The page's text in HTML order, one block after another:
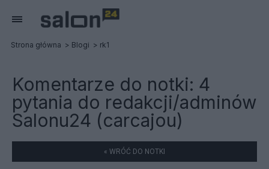
Strona główna Blogi rk1
Komentarze do notki: 4
pytania do redakcji/adminów
Salonu24 (carcajou)
« WRÓĆ DO NOTKI